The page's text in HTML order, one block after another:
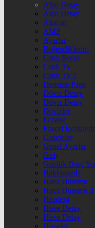
Altın Detay
Altın Detay
Altınlar
AMP
Ayarlar
Beğendiklerim
Canlı Borsa
Canlı Tv
Canlı Tv 2
Deneme Page
Döviz Detay
Döviz Detay
Dövizler
Eczane
Favori
Gazeteler
Genel Ayarlar
Giriş
Günlük Burç
Hakkımızda
Hava Durumu
Hava Durumu 2
Header4
Hisse Detay
Hisse Detay
Hisseler